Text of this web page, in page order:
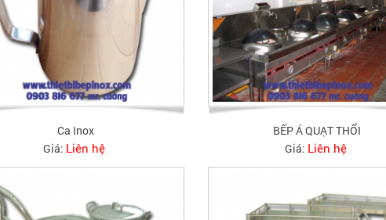
Ca Inox
Giá: Liên hệ
BẾP Á QUẠT THỔI
Giá: Liên hệ